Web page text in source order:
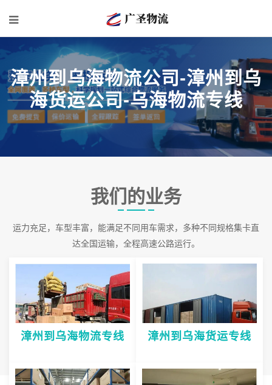
漳州到乌海物流公司-漳州到乌
海货运公司-乌海物流专线
我们的业务
运力充足，车型丰富，能满足不同用车需求，多种不同规格集卡直
达全国运输，全程高速公路运行。
漳州到乌海物流专线 漳州到乌海货运专线